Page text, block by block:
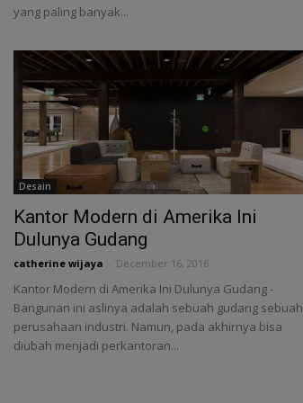
yang paling banyak...
Desain
Kantor Modern di Amerika Ini
Dulunya Gudang
catherine wijaya December 16, 2016
Kantor Modern di Amerika Ini Dulunya Gudang -
Bangunan ini aslinya adalah sebuah gudang sebuah
perusahaan industri. Namun, pada akhirnya bisa
diubah menjadi perkantoran...